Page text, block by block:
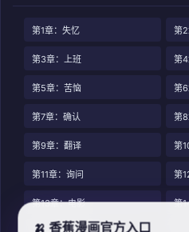
第1章：失忆 第
第3章：上班 第
第5章：苦恼 第
第7章：确认 第
第9章：翻译 第
第11章：询问 第
第13章：电影 第
🍌 香蕉漫画官方入口